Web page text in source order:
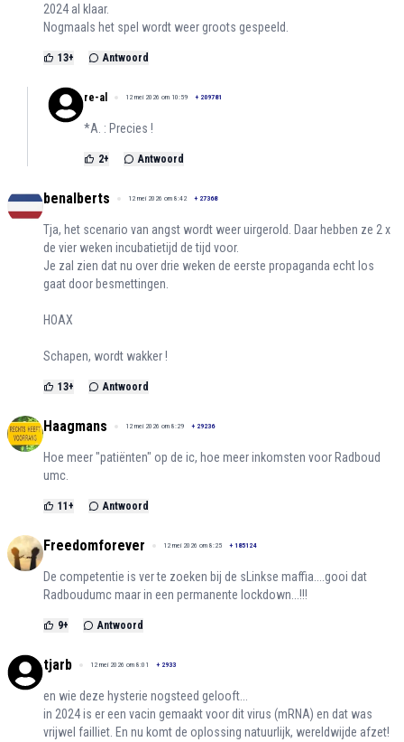
2024 al klaar.
Nogmaals het spel wordt weer groots gespeeld.
13+ Antwoord
re-al 12 mei 2026 om 10:59 + 209781
*A. : Precies !
2+ Antwoord
benalberts 12 mei 2026 om 8:42 + 27368
Tja, het scenario van angst wordt weer uirgerold. Daar hebben ze 2 x
de vier weken incubatietijd de tijd voor.
Je zal zien dat nu over drie weken de eerste propaganda echt los
gaat door besmettingen.
HOAX
Schapen, wordt wakker !
13+ Antwoord
Haagmans 12 mei 2026 om 8:29 + 29236
Hoe meer "patiënten" op de ic, hoe meer inkomsten voor Radboud
umc.
11 + Antwoord
Freedomforever 12 mei 2026 om 8:25 + 185124
De competentie is ver te zoeken bij de sLinkse maffia....gooi dat
Radboudumc maar in een permanente lockdown...!!!
9+ Antwoord
tjarb 12 mei 2026 om 8:01 + 2933
en wie deze hysterie nogsteed gelooft...
in 2024 is er een vacin gemaakt voor dit virus (mRNA) en dat was
vrijwel failliet. En nu komt de oplossing natuurlijk, wereldwijde afzet!